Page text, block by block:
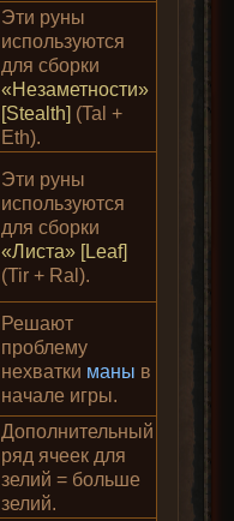
Эти руны
используются
для сборки
«Незаметности»
[Stealth](Tal +
Eth).
Эти руны
используются
для сборки
«Листа» [Leaf]
(Tir + Ral).
Решают
проблему
нехватки маны в
начале игры.
Дополнительный
ряд ячеек для
зелий = больше
зелий.